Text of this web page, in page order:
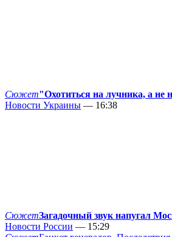
Сюжет"Охотиться на лучника, а не
Новости Украины — 16:38
СюжетЗагадочный звук напугал
Новости России — 15:29